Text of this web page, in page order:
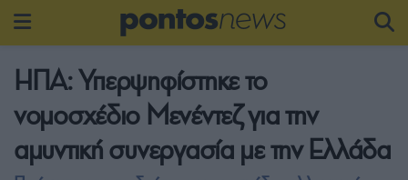
ΗΠΑ: Υπερψηφίστηκε το
νομοσχέδιο Μενέντεζ για την
αμυντική συνεργασία με την Ελλάδα